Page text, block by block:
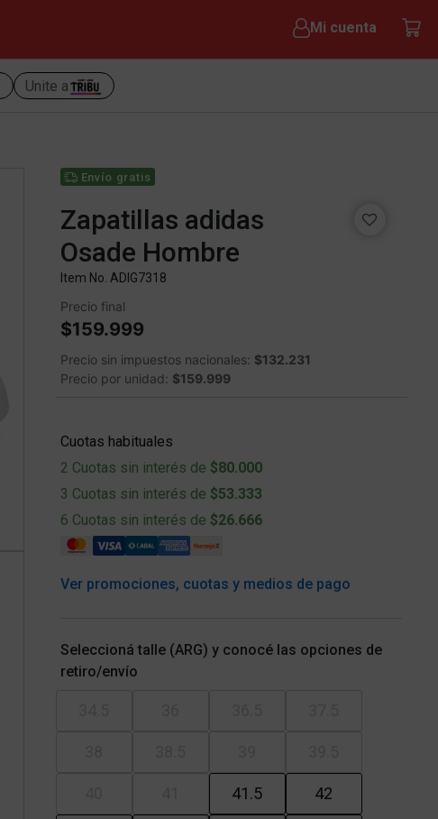
Mi cuenta
Unite a
Envío gratis
Zapatillas adidas
Osade Hombre
Item No. ADIG7318
Precio final
$159.999
Precio sin impuestos nacionales: $132.231
Precio por unidad: $159.999
Cuotas habituales
2 Cuotas sin interés de $80.000
3 Cuotas sin interés de $53.333
6 Cuotas sin interés de $26.666
Ver promociones, cuotas y medios de pago
Seleccioná talle (ARG) y conocé las opciones de
retiro/envío
41.5 42